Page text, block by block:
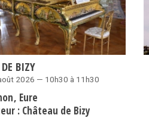
BIZY
2026 — 10h30 à 11h30
Eure
: Château de Bizy